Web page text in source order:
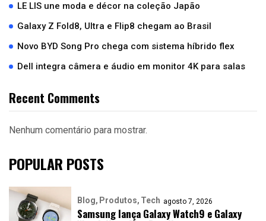
LE LIS une moda e décor na coleção Japão
Galaxy Z Fold8, Ultra e Flip8 chegam ao Brasil
Novo BYD Song Pro chega com sistema híbrido flex
Dell integra câmera e áudio em monitor 4K para salas
Recent Comments
Nenhum comentário para mostrar.
POPULAR POSTS
Blog Produtos Tech agosto 7, 2026
Samsung lança Galaxy Watch9 e Galaxy